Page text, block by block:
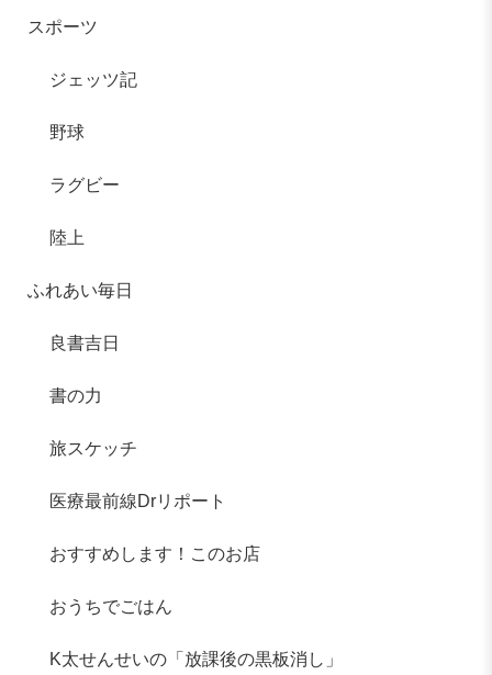
スポーツ
ジェッツ記
野球
ラグビー
陸上
ふれあい毎日
良書吉日
書の力
旅スケッチ
医療最前線Drリポート
おすすめします！このお店
おうちでごはん
K太せんせいの「放課後の黒板消し」